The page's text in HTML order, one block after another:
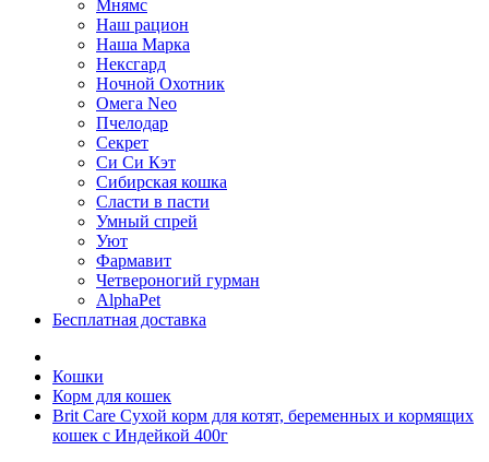
Мнямс
Наш рацион
Наша Марка
Нексгард
Ночной Охотник
Омега Neo
Пчелодар
Секрет
Си Си Кэт
Сибирская кошка
Сласти в пасти
Умный спрей
Уют
Фармавит
Четвероногий гурман
AlphaPet
Бесплатная доставка
Кошки
Корм для кошек
Brit Care Сухой корм для котят, беременных и кормящих
кошек с Индейкой 400г